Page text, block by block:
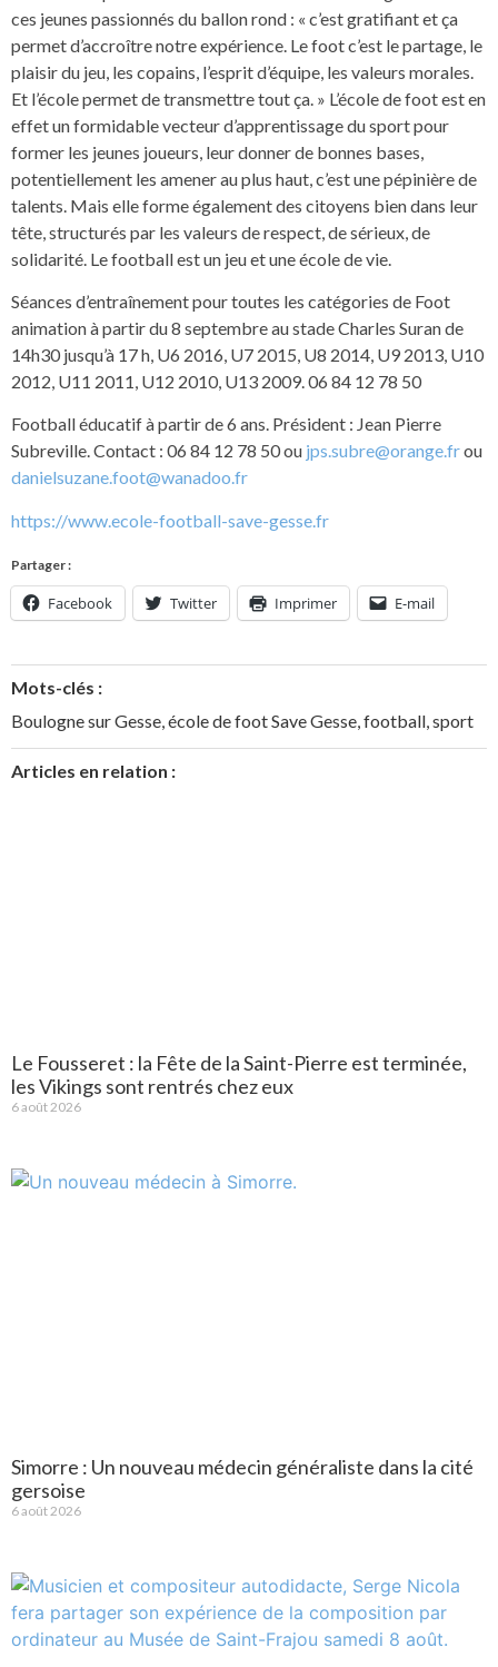
ces jeunes passionnés du ballon rond : « c’est gratifiant et ça
permet d’accroître notre expérience. Le foot c’est le partage, le
plaisir du jeu, les copains, l’esprit d’équipe, les valeurs morales.
Et l’école permet de transmettre tout ça. » L’école de foot est en
effet un formidable vecteur d’apprentissage du sport pour
former les jeunes joueurs, leur donner de bonnes bases,
potentiellement les amener au plus haut, c’est une pépinière de
talents. Mais elle forme également des citoyens bien dans leur
tête, structurés par les valeurs de respect, de sérieux, de
solidarité. Le football est un jeu et une école de vie.
Séances d’entraînement pour toutes les catégories de Foot
animation à partir du 8 septembre au stade Charles Suran de
14h30 jusqu’à 17 h, U6 2016, U7 2015, U8 2014, U9 2013, U10
2012, U11 2011, U12 2010, U13 2009. 06 84 12 78 50
Football éducatif à partir de 6 ans. Président : Jean Pierre
Subreville. Contact : 06 84 12 78 50 ou jps.subre@orange.frou
danielsuzane.foot@wanadoo.fr
https://www.ecole-football-save-gesse.fr
Partager :
Facebook Twitter Imprimer E-mail
Mots-clés :
Boulogne sur Gesse,école de foot Save Gesse,football,sport
Articles en relation :
Le Fousseret : la Fête de la Saint-Pierre est terminée,
les Vikings sont rentrés chez eux
6 août 2026
Simorre : Un nouveau médecin généraliste dans la cité
gersoise
6 août 2026